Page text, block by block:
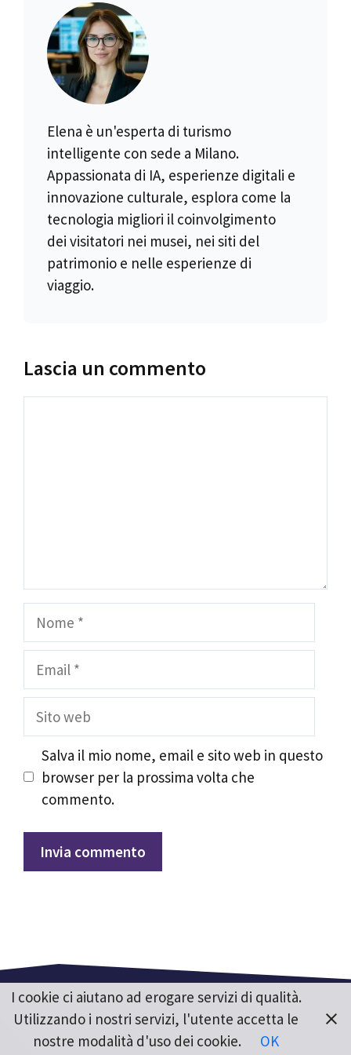
Elena è un'esperta di turismo
intelligente con sede a Milano.
Appassionata di IA, esperienze digitali e
innovazione culturale, esplora come la
tecnologia migliori il coinvolgimento
dei visitatori nei musei, nei siti del
patrimonio e nelle esperienze di
viaggio.
Lascia un commento
Sito
Salva il mio nome, email e sito web in questo
browser per la prossima volta che
commento.
I cookie ci aiutano ad erogare servizi di qualità.
Utilizzando i nostri servizi, l'utente accetta le
nostre modalità d'uso dei cookie.
OK